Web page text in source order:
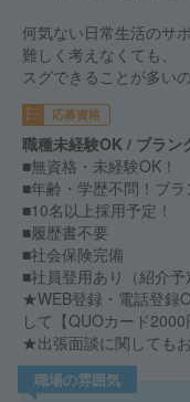
何気ない日常生活のサ
難しく考えなくても、
スグできることが多い
応募資格
職種未経験OK / ブラン
■無資格・未経験OK！
■年齢・学歴不問！ブラ
■10名以上採用予定！
■履歴書不要
■社会保険完備
■社員登用あり（紹介予
★WEB登録・電話登録
して【QUOカード2000
★出張面談に関しても
職場の雰囲気